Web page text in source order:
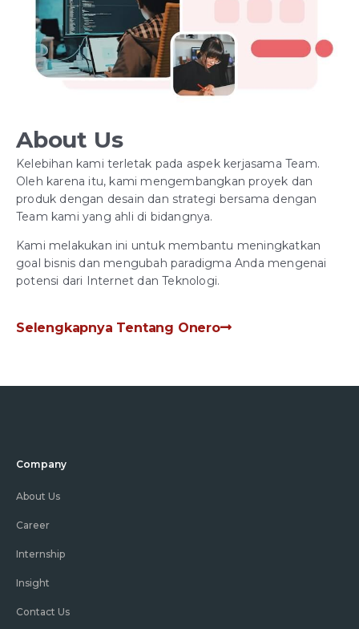
About Us
Kelebihan kami terletak pada aspek kerjasama Team.
Oleh karena itu, kami mengembangkan proyek dan
produk dengan desain dan strategi bersama dengan
Team kami yang ahli di bidangnya.
Kami melakukan ini untuk membantu meningkatkan
goal bisnis dan mengubah paradigma Anda mengenai
potensi dari Internet dan Teknologi.
Selengkapnya Tentang Onero
Company
About Us
Career
Internship
Insight
Contact Us